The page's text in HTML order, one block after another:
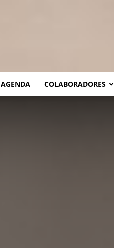
AGENDA COLABORADORES